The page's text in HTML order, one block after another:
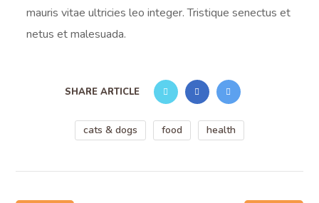
mauris vitae ultricies leo integer. Tristique senectus et
netus et malesuada.
SHARE ARTICLE
cats & dogs food health